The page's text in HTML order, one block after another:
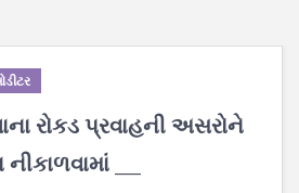
રોકડ પ્રવાહની અસરોને
___